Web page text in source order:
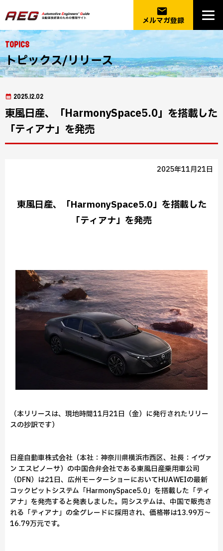
email
メルマガ登録
Topics
トピックス/リリース
2025.12.02
東風日産、「HarmonySpace5.0」を搭載した
「ティアナ」を発売
2025年11月21日
東風日産、「HarmonySpace5.0」を搭載した
「ティアナ」を発売
（本リリースは、現地時間11月21日（金）に発行されたリリー
スの抄訳です）
日産自動車株式会社（本社：神奈川県横浜市西区、社長：イヴァ
ン エスピノーサ）の中国合弁会社である東風日産乗用車公司
（DFN）は21日、広州モーターショーにおいてHUAWEIの最新
コックピットシステム「HarmonySpace5.0」を搭載した「ティ
アナ」を発売すると発表しました。同システムは、中国で販売さ
れる「ティアナ」の全グレードに採用され、価格帯は13.99万〜
16.79万元です。